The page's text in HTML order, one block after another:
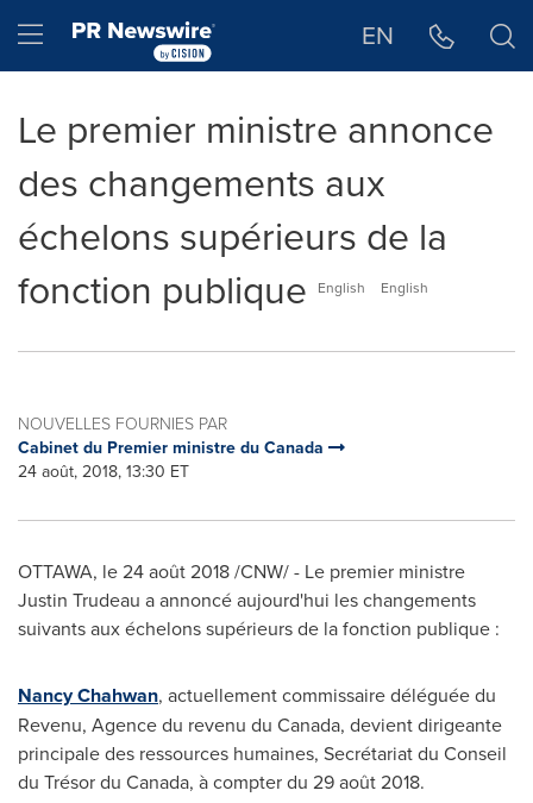
Hamburger menu EN
Le premier ministre annonce
des changements aux
échelons supérieurs de la
fonction publique
English English
NOUVELLES FOURNIES PAR
Cabinet du Premier ministre du Canada
24 août, 2018, 13:30 ET
OTTAWA, le 24 août 2018 /CNW/ - Le premier ministre
Justin Trudeau a annoncé aujourd'hui les changements
suivants aux échelons supérieurs de la fonction publique :
Nancy Chahwan, actuellement commissaire déléguée du
Revenu, Agence du revenu du Canada, devient dirigeante
principale des ressources humaines, Secrétariat du Conseil
du Trésor du Canada, à compter du 29 août 2018.